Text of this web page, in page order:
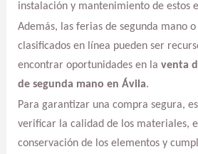
instalación y mantenimiento de estos
Además, las ferias de segunda mano
clasificados en línea pueden ser
encontrar oportunidades en la venta
de segunda mano en Ávila.
Para garantizar una compra segura,
verificar la calidad de los materiales,
conservación de los elementos y